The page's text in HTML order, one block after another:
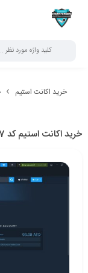
خرید اکانت استیم
خرید اکانت استیم کد 15767